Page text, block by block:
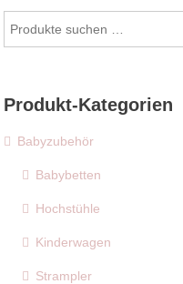
nach:
Produkt-Kategorien
Babyzubehör
Babybetten
Hochstühle
Kinderwagen
Strampler